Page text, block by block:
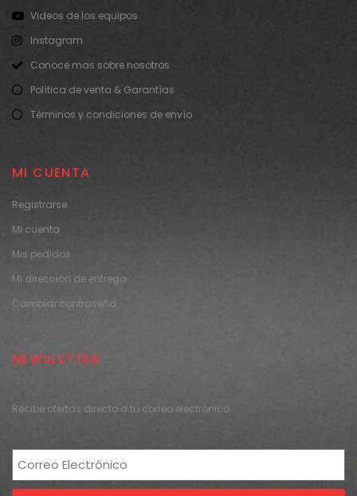
Videos de los equipos
Instagram
Conoce mas sobre nosotros
Política de venta & Garantías
Términos y condiciones de envío
MI CUENTA
Registrarse
Mi cuenta
Mis pedidos
Mi dirección de entrega
Cambiar contraseña
NEWSLETTER
Recibe ofertas directo a tu correo electrónico